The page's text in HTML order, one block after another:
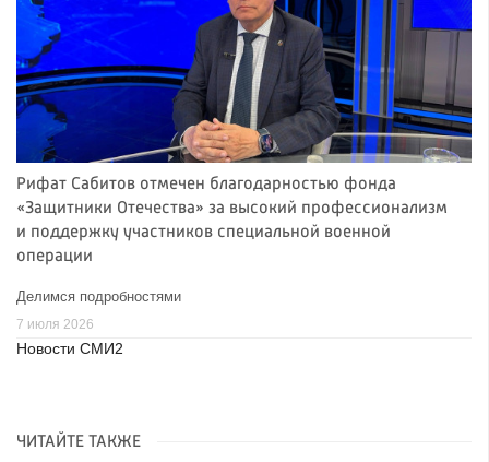
Рифат Сабитов отмечен благодарностью фонда
«Защитники Отечества» за высокий профессионализм
и поддержку участников специальной военной
операции
Делимся подробностями
7 июля 2026
Новости СМИ2
ЧИТАЙТЕ ТАКЖЕ